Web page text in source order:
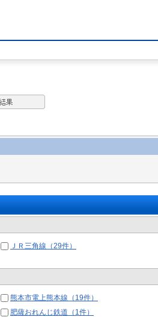
ＪＲ三角線（29件）
熊本市電上熊本線（19件）
肥薩おれんじ鉄道（1件）